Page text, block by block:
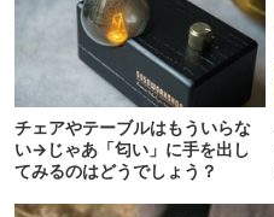
チェアやテーブルはもういらな
い→じゃあ「匂い」に手を出し
てみるのはどうでしょう？